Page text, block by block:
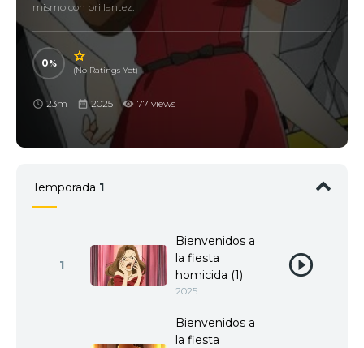
mismo con brillantez.
0
(No Ratings Yet)
23m 2025 77 views
Temporada 1
1
Bienvenidos a
la fiesta
homicida (1)
2025
Bienvenidos a
la fiesta